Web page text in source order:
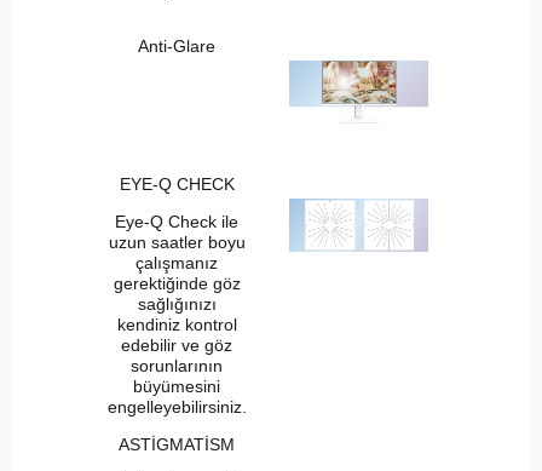
Anti-Glare
EYE-Q CHECK
Eye-Q Check ile
uzun saatler boyu
çalışmanız
gerektiğinde göz
sağlığınızı
kendiniz kontrol
edebilir ve göz
sorunlarının
büyümesini
engelleyebilirsiniz.
ASTİGMATİSM